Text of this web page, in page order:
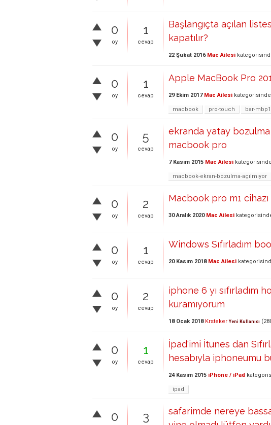
0
oy
1
cevap
Başlangıçta açılan
kapatılır?
22 Şubat 2016 Mac Ailesi
0
oy
1
cevap
Apple MacBook Pro
29 Ekim 2017 Mac Ailesi kategorisinde
macbook pro-touch bar-
0
oy
5
cevap
ekranda yatay bozulma
macbook pro
7 Kasım 2015 Mac Ailesi kategorisinde
macbook-ekran-bozulma-açılmıyor
0
oy
2
cevap
Macbook pro m1
30 Aralık 2020 Mac Ailesi
0
oy
1
cevap
Windows Sıfırladım
20 Kasım 2018 Mac Ailesi
0
oy
2
cevap
iphone 6 yı sıfırladım
kuramıyorum
18 Ocak 2018 Krsteker Yeni Kullanıcı (
0
oy
1
cevap
İpad'imi İtunes dan
hesabıyla iphoneumu
24 Kasım 2015 iPhone / iPad
ipad
0 3
safarimde nereye